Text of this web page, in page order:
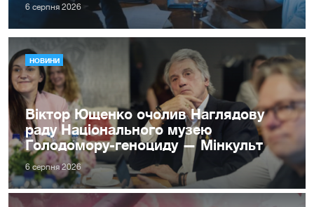
6 серпня 2026
НОВИНИ
Віктор Ющенко очолив Наглядову
раду Національного музею
Голодомору-геноциду — Мінкульт
6 серпня 2026